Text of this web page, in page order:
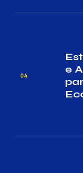
04
e